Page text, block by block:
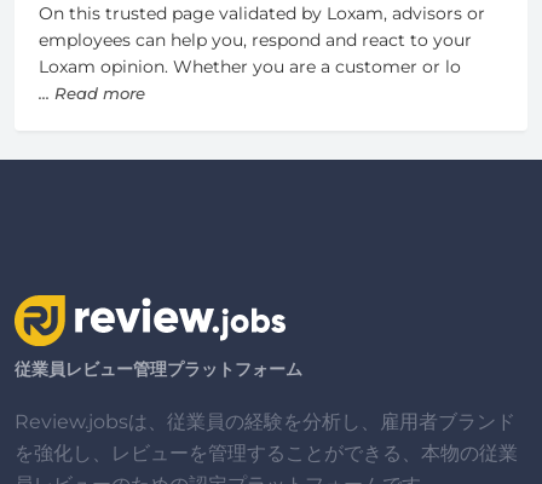
On this trusted page validated by Loxam, advisors or
employees can help you, respond and react to your
Loxam opinion. Whether you are a customer or lo
... Read more
従業員レビュー管理プラットフォーム
Review.jobsは、従業員の経験を分析し、雇用者ブランド
を強化し、レビューを管理することができる、本物の従業